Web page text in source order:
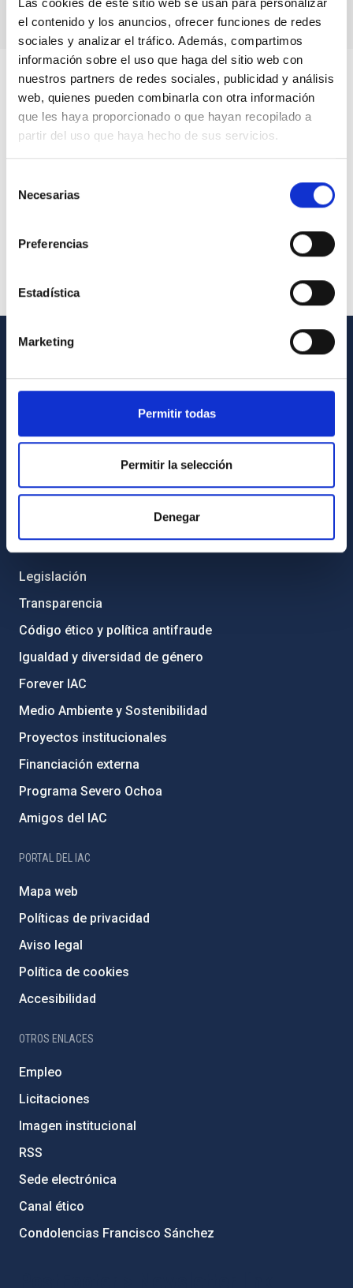
Las cookies de este sitio web se usan para personalizar
el contenido y los anuncios, ofrecer funciones de redes
sociales y analizar el tráfico. Además, compartimos
información sobre el uso que haga del sitio web con
nuestros partners de redes sociales, publicidad y análisis
web, quienes pueden combinarla con otra información
que les haya proporcionado o que hayan recopilado a
partir del uso que haya hecho de sus servicios.
Necesarias
Preferencias
Estadística
Marketing
Permitir todas
Permitir la selección
Denegar
Contacto
Directorio de personal
INFORMACIÓN INSTITUCIONAL
Legislación
Transparencia
Código ético y política antifraude
Igualdad y diversidad de género
Forever IAC
Medio Ambiente y Sostenibilidad
Proyectos institucionales
Financiación externa
Programa Severo Ochoa
Amigos del IAC
PORTAL DEL IAC
Mapa web
Políticas de privacidad
Aviso legal
Política de cookies
Accesibilidad
OTROS ENLACES
Empleo
Licitaciones
Imagen institucional
RSS
Sede electrónica
Canal ético
Condolencias Francisco Sánchez